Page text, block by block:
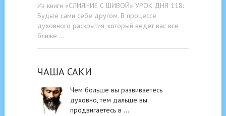
Из книги «СЛИЯНИЕ С ШИВОЙ» УРОК ДНЯ 118:
Будьте cами cебе другом. В процессе
духовного раскрытия, который ведет вас все
ближе …
ЧАША САКИ
Чем больше вы развиваетесь
духовно, тем дальше вы
продвигаетесь в …